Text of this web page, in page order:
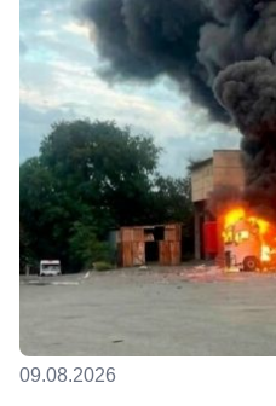
09.08.2026